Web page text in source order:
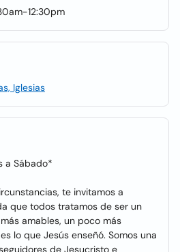
12:30pm
Iglesias
a Sábado*
te invitamos a
que todos tratamos de ser un
amables, un poco más
lo que Jesús enseñó. Somos una
de Jesucristo e